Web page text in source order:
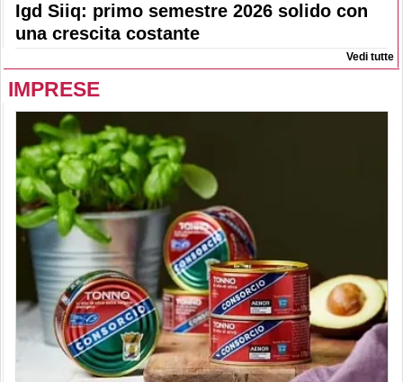
Igd Siiq: primo semestre 2026 solido con
una crescita costante
Vedi tutte
IMPRESE